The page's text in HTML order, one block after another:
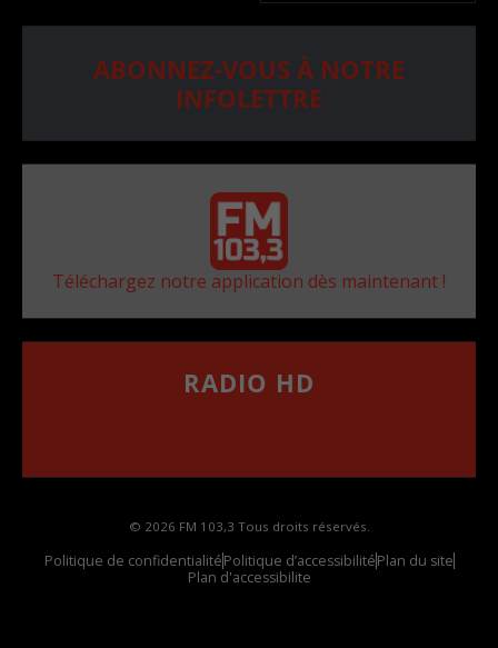
ABONNEZ-VOUS À NOTRE
INFOLETTRE
Téléchargez notre application dès maintenant !
RADIO HD
© 2026 FM 103,3 Tous droits réservés.
Politique de confidentialitéPolitique d’accessibilitéPlan du site
Plan d'accessibilite